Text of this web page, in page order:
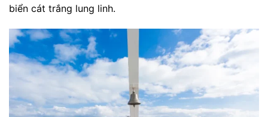
biển cát trắng lung linh.